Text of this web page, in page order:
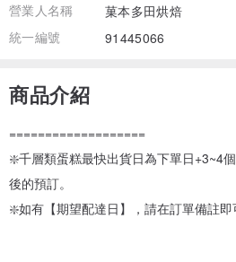
營業人名稱
菓本多田烘焙
統一編號
91445066
商品介紹
===================
❇️千層類蛋糕最快出貨日為下單日+3~4
後的預訂。
❇️如有【期望配達日】，請在訂單備註即